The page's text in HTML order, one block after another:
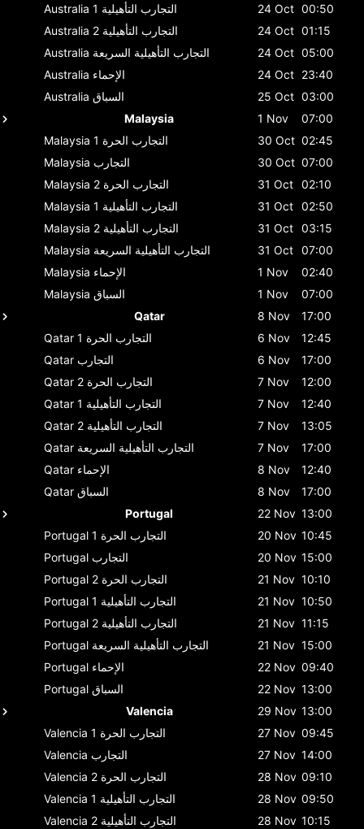
Australia
التجارب التأهيلية 1 24 Oct 00:50
Australia
التجارب التأهيلية 2 24 Oct 01:15
Australia التجارب التأهيلية السريعة 24 Oct 05:00
Australia الإحماء 24 Oct 23:40
Australia السباق 25 Oct 03:00
Malaysia
1 Nov
07:00
Malaysia
التجارب الحرة 1 30 Oct 02:45
Malaysia التجارب 30 Oct 07:00
Malaysia
التجارب الحرة 2 31 Oct 02:10
Malaysia
التجارب التأهيلية 1 31 Oct 02:50
Malaysia
التجارب التأهيلية 2 31 Oct 03:15
Malaysia التجارب التأهيلية السريعة 31 Oct 07:00
Malaysia الإحماء 1 Nov
02:40
Malaysia السباق 1 Nov
07:00
Qatar
8 Nov
17:00
Qatar
التجارب الحرة 1 6 Nov
12:45
Qatar التجارب 6 Nov
17:00
Qatar
التجارب الحرة 2 7 Nov
12:00
Qatar
التجارب التأهيلية 1 7 Nov
12:40
Qatar
التجارب التأهيلية 2 7 Nov
13:05
Qatar التجارب التأهيلية السريعة 7 Nov
17:00
Qatar الإحماء 8 Nov
12:40
Qatar السباق 8 Nov
17:00
Portugal
22 Nov 13:00
Portugal
التجارب الحرة 1 20 Nov 10:45
Portugal التجارب 20 Nov 15:00
Portugal
التجارب الحرة 2 21 Nov 10:10
Portugal
التجارب التأهيلية 1 21 Nov 10:50
Portugal
التجارب التأهيلية 2 21 Nov 11:15
Portugal التجارب التأهيلية السريعة 21 Nov 15:00
Portugal الإحماء 22 Nov 09:40
Portugal السباق 22 Nov 13:00
Valencia
29 Nov 13:00
Valencia
التجارب الحرة 1 27 Nov 09:45
Valencia التجارب 27 Nov 14:00
Valencia
التجارب الحرة 2 28 Nov 09:10
Valencia
التجارب التأهيلية 1 28 Nov 09:50
Valencia
التجارب التأهيلية 2 28 Nov 10:15